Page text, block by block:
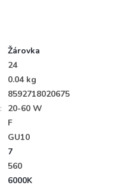
Žárovka
24
0.04 kg
8592718020675
:
20-60 W
F
GU10
7
560
6000K